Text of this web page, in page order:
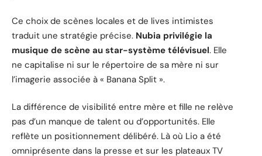
Ce choix de scènes locales et de lives intimistes
traduit une stratégie précise. Nubia privilégie la
musique de scène au star-système télévisuel. Elle
ne capitalise ni sur le répertoire de sa mère ni sur
l’imagerie associée à « Banana Split ».
La différence de visibilité entre mère et fille ne relève
pas d’un manque de talent ou d’opportunités. Elle
reflète un positionnement délibéré. Là où Lio a été
omniprésente dans la presse et sur les plateaux TV